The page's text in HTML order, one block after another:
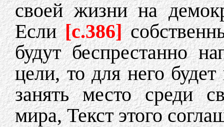
своей жизни на
Если[c.386]
будут беспрестанно
цели, то для него
занять место среди
мира, Текст этого